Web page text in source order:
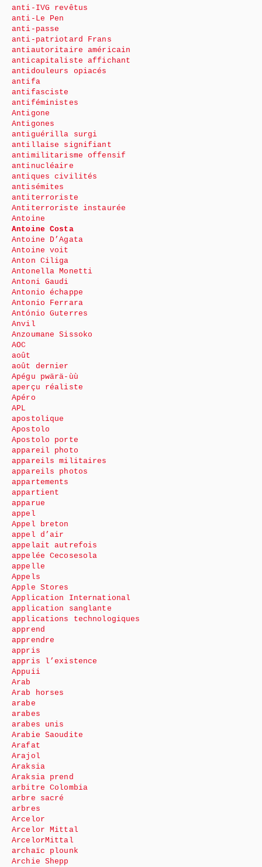
anti-IVG revêtus
anti-Le Pen
anti-passe
anti-patriotard Frans
antiautoritaire américain
anticapitaliste affichant
antidouleurs opiacés
antifa
antifasciste
antiféministes
Antigone
Antigones
antiguérilla surgi
antillaise signifiant
antimilitarisme offensif
antinucléaire
antiques civilités
antisémites
antiterroriste
Antiterroriste instaurée
Antoine
Antoine Costa
Antoine D’Agata
Antoine voit
Anton Ciliga
Antonella Monetti
Antoni Gaudi
Antonio échappe
Antonio Ferrara
António Guterres
Anvil
Anzoumane Sissoko
AOC
août
août dernier
Apégu pwärä-ùù
aperçu réaliste
Apéro
APL
apostolique
Apostolo
Apostolo porte
appareil photo
appareils militaires
appareils photos
appartements
appartient
apparue
appel
Appel breton
appel d’air
appelait autrefois
appelée Cecosesola
appelle
Appels
Apple Stores
Application International
application sanglante
applications technologiques
apprend
apprendre
appris
appris l’existence
Appuii
Arab
Arab horses
arabe
arabes
arabes unis
Arabie Saoudite
Arafat
Arajol
Araksia
Araksia prend
arbitre Colombia
arbre sacré
arbres
Arcelor
Arcelor Mittal
ArcelorMittal
archaïc plounk
Archie Shepp